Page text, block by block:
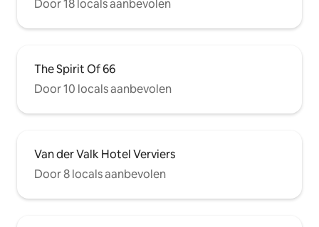
Door 18 locals aanbevolen
The Spirit Of 66
Door 10 locals aanbevolen
Van der Valk Hotel Verviers
Door 8 locals aanbevolen